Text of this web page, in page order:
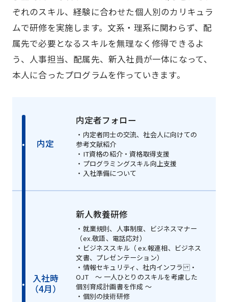
ぞれのスキル、経験に合わせた個人別のカリキュラ
ムで研修を実施します。⽂系・理系に関わらず、配
属先で必要となるスキルを無理なく修得できるよ
う、⼈事担当、配属先、新⼊社員が⼀体になって、
本⼈に合ったプログラムを作っていきます。
内定
内定者フォロー
・内定者同士の交流、社会⼈に向けての
参考⽂献紹介
・IT資格の紹介・資格取得⽀援
・プログラミングスキル向上支援
・⼊社準備について
入社時
（4月）
新人教養研修
・就業規則、人事制度、ビジネスマナー
（ex.敬語、電話応対）
・ビジネススキル（ ex.報連相、ビジネス
文書、プレゼンテーション）
・情報セキュリティ、社内インフラ ・
OJT ～ 一人ひとりのスキルを考慮した
個別育成計画書を作成 ～
・個別の技術研修